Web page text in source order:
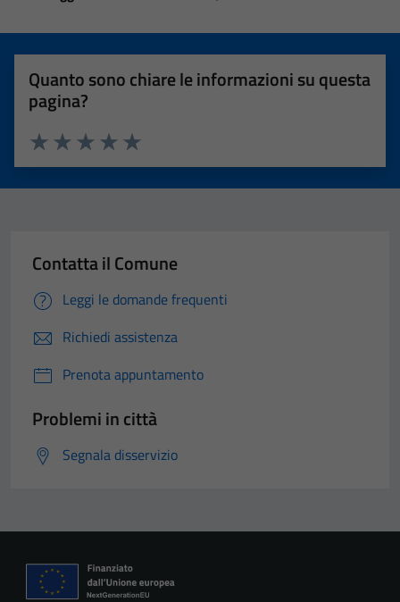
Quanto sono chiare le informazioni su questa
pagina?
Valuta 5 stelle su 5
Valuta 4 stelle su 5
Valuta 3 stelle su 5
Valuta 2 stelle su 5
Valuta 1 stelle su 5
Contatta il Comune
Leggi le domande frequenti
Richiedi assistenza
Prenota appuntamento
Problemi in città
Segnala disservizio